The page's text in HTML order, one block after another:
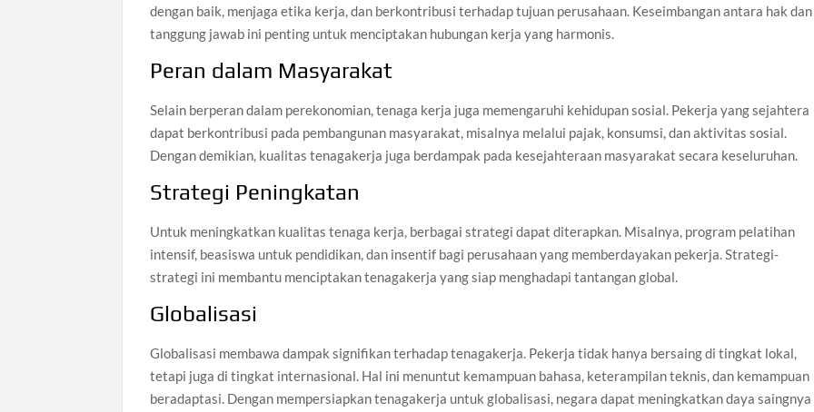
dengan baik, menjaga etika kerja, dan berkontribusi terhadap tujuan perusahaan. Keseimbangan antara hak dan
tanggung jawab ini penting untuk menciptakan hubungan kerja yang harmonis.
Peran dalam Masyarakat
Selain berperan dalam perekonomian, tenaga kerja juga memengaruhi kehidupan sosial. Pekerja yang sejahtera
dapat berkontribusi pada pembangunan masyarakat, misalnya melalui pajak, konsumsi, dan aktivitas sosial.
Dengan demikian, kualitas tenagakerja juga berdampak pada kesejahteraan masyarakat secara keseluruhan.
Strategi Peningkatan
Untuk meningkatkan kualitas tenaga kerja, berbagai strategi dapat diterapkan. Misalnya, program pelatihan
intensif, beasiswa untuk pendidikan, dan insentif bagi perusahaan yang memberdayakan pekerja. Strategi-
strategi ini membantu menciptakan tenagakerja yang siap menghadapi tantangan global.
Globalisasi
Globalisasi membawa dampak signifikan terhadap tenagakerja. Pekerja tidak hanya bersaing di tingkat lokal,
tetapi juga di tingkat internasional. Hal ini menuntut kemampuan bahasa, keterampilan teknis, dan kemampuan
beradaptasi. Dengan mempersiapkan tenagakerja untuk globalisasi, negara dapat meningkatkan daya saingnya